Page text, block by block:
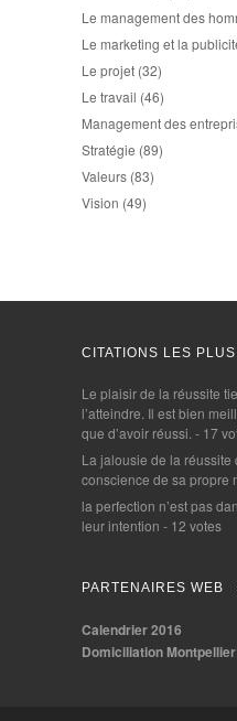
Le management des
Le marketing et la
Le projet (32)
Le travail (46)
Management des
Stratégie (89)
Valeurs (83)
Vision (49)
CITATIONS LES
Le plaisir de la réussite
l’atteindre. Il est bien
que d’avoir réussi. - 17
La jalousie de la réussite
conscience de sa propre
la perfection n’est pas
leur intention - 12 votes
PARTENAIRES WEB
Calendrier 2016
Domiciliation Montpellier